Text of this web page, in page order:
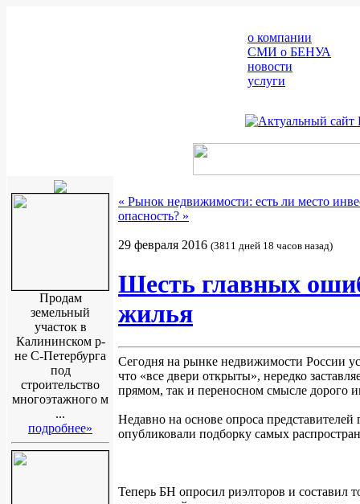
о компании
СМИ о БЕНУА
новости
услуги
Продам
земельный
участок в
Калининском р-
не С-Петербурга
под
строительство
многоэтажного м
...
подробнее»
« Рынок недвижимости: есть ли место
опасность? »
29 февраля 2016 (3811 дней 18 часов назад)
Шесть главных
жилья
Сегодня на рынке недвижимости России
что «все двери открыты», нередко
прямом, так и переносном смысле дорого
Недавно на основе опроса
опубликовали подборку самых
Теперь БН опросил риэлторов и составил